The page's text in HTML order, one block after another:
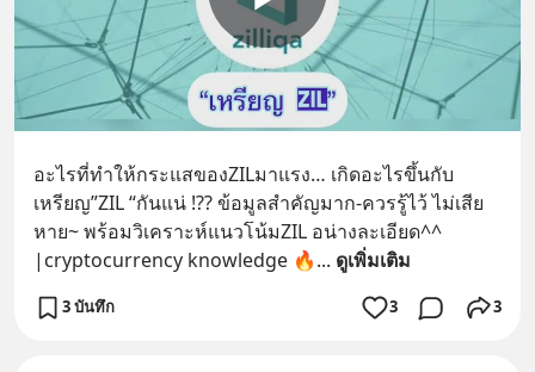
อะไรที่ทำให้กระแสของZILมาแรง… เกิดอะไรขึ้นกับ
เหรียญ”ZIL “กันแน่ !?? ข้อมูลสำคัญมาก-ควรรู้ไว้ ไม่เสีย
หาย~ พร้อมวิเคราะห์แนวโน้มZIL อน่างละเอียด^^
|cryptocurrency knowledge 🔥... ดูเพิ่มเติม
3 บันทึก 3 3